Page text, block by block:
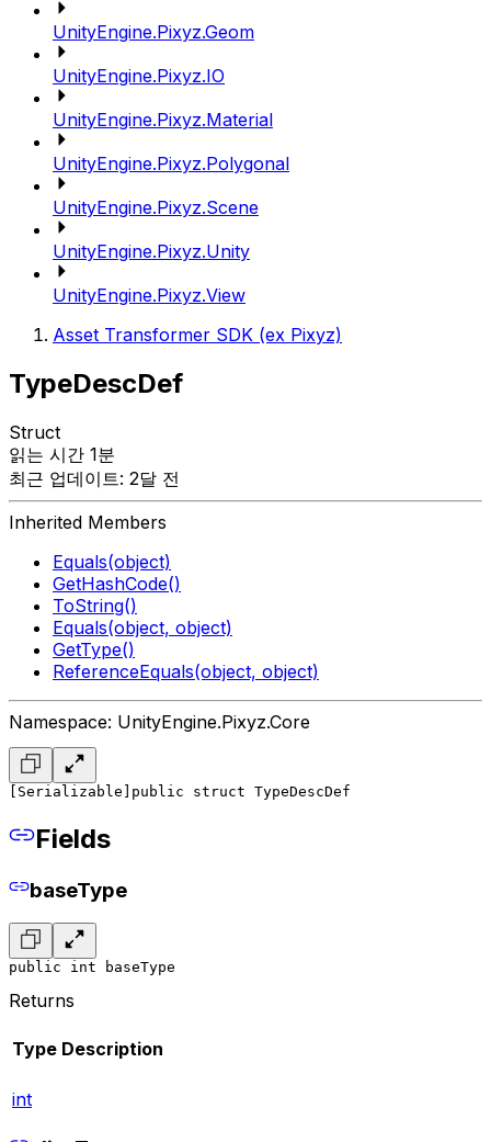
UnityEngine.Pixyz.Geom
UnityEngine.Pixyz.IO
UnityEngine.Pixyz.Material
UnityEngine.Pixyz.Polygonal
UnityEngine.Pixyz.Scene
UnityEngine.Pixyz.Unity
UnityEngine.Pixyz.View
Asset Transformer SDK (ex Pixyz)
TypeDescDef
Struct
읽는 시간 1분
최근 업데이트: 2달 전
Inherited Members
Equals(object)
GetHashCode()
ToString()
Equals(object, object)
GetType()
ReferenceEquals(object, object)
Namespace: UnityEngine.Pixyz.Core
[Serializable] public struct TypeDescDef
Fields
baseType
public int baseType
Returns
Type Description
int